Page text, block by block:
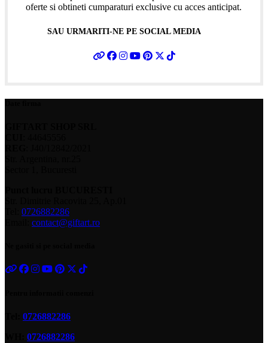
oferte si obtineti cumparaturi exclusive cu acces anticipat.
SAU URMARITI-NE PE SOCIAL MEDIA
0726882286
contact@giftart.ro
0726882286
0726882286